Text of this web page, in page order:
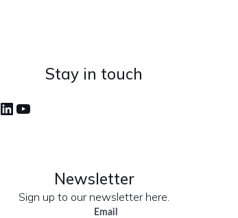
Stay in touch
LinkedIn
YouTube
Newsletter
Sign up to our newsletter here.
Email